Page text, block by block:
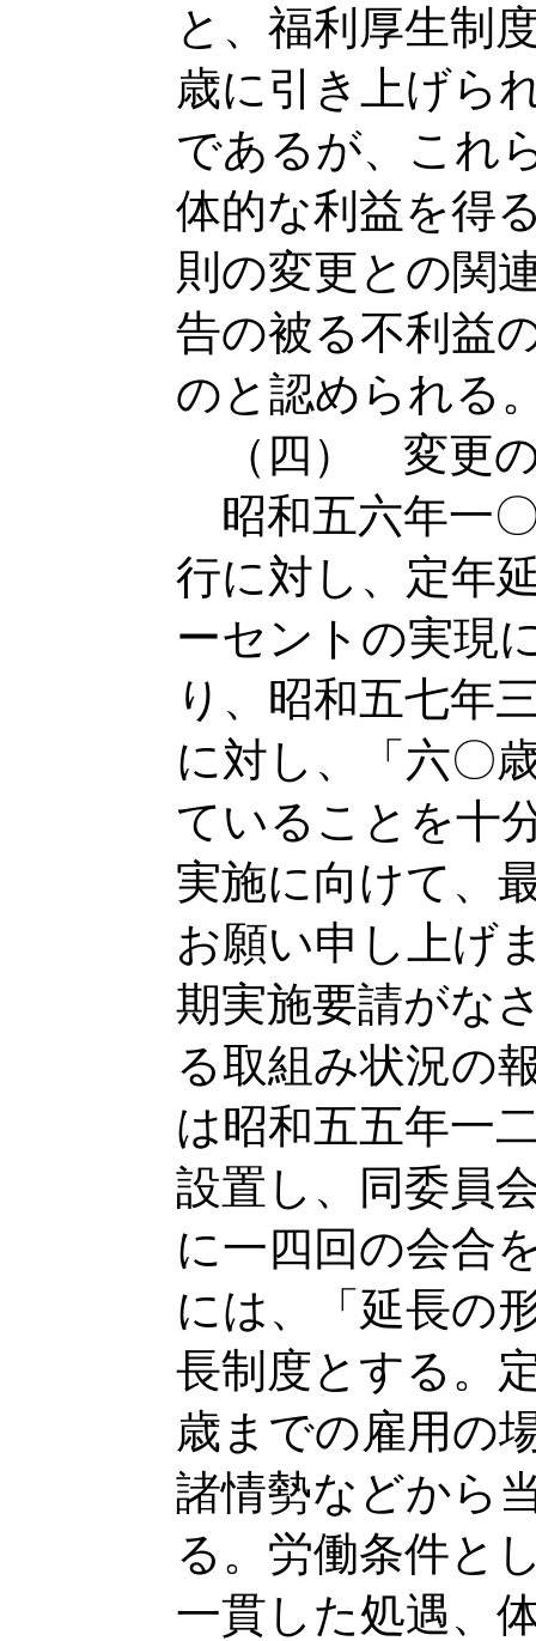
と、福利厚生制
歳に引き上げら
であるが、これ
体的な利益を得
則の変更との関
告の被る不利益
のと認められる
（四） 変更の
昭和五六年一
行に対し、定年
ーセントの実現
り、昭和五七年
に対し、「六〇
ていることを十
実施に向けて、
お願い申し上げ
期実施要請がな
る取組み状況の
は昭和五五年一
設置し、同委員
に一四回の会合
には、「延長の
長制度とする。
歳までの雇用の
諸情勢などから
る。労働条件と
一貫した処遇、